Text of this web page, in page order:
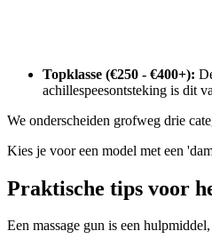
Topklasse (€250 - €400+):
achillespeesontsteking is dit
We onderscheiden grofweg drie
Kies je voor een model met een
Praktische tips voor
Een massage gun is een